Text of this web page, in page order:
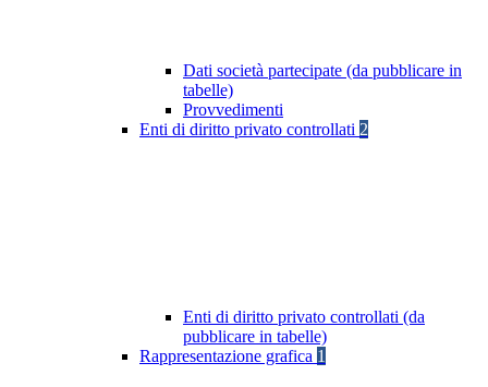
Dati società partecipate (da pubblicare in
tabelle)
Provvedimenti
Enti di diritto privato controllati 2
Enti di diritto privato controllati (da
pubblicare in tabelle)
Rappresentazione grafica 1